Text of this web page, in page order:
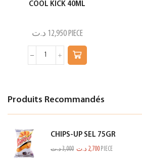
COOL KICK 40ML
12,950 د.ت PIECE
Produits Recommandés
CHIPS-UP SEL 75GR
3,000د.ت 2,700 د.ت PIECE